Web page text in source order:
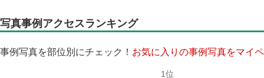
写真事例アクセスランキング
事例写真を部位別にチェック！ お気に入りの事例写真をマイ